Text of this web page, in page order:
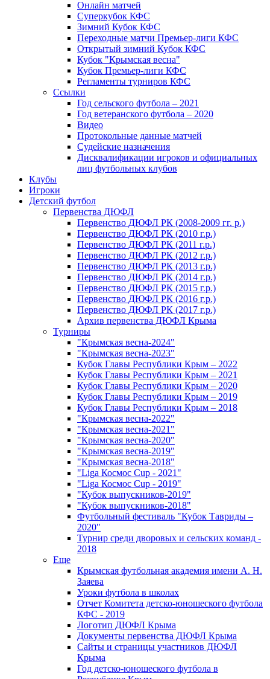
Онлайн матчей
Суперкубок КФС
Зимний Кубок КФС
Переходные матчи Премьер-лиги КФС
Открытый зимний Кубок КФС
Кубок "Крымская весна"
Кубок Премьер-лиги КФС
Регламенты турниров КФС
Ссылки
Год сельского футбола – 2021
Год ветеранского футбола – 2020
Видео
Протокольные данные матчей
Судейские назначения
Дисквалификации игроков и официальных
лиц футбольных клубов
Клубы
Игроки
Детский футбол
Первенства ДЮФЛ
Первенство ДЮФЛ РК (2008-2009 гг. р.)
Первенство ДЮФЛ РК (2010 г.р.)
Первенство ДЮФЛ РК (2011 г.р.)
Первенство ДЮФЛ РК (2012 г.р.)
Первенство ДЮФЛ РК (2013 г.р.)
Первенство ДЮФЛ РК (2014 г.р.)
Первенство ДЮФЛ РК (2015 г.р.)
Первенство ДЮФЛ РК (2016 г.р.)
Первенство ДЮФЛ РК (2017 г.р.)
Архив первенства ДЮФЛ Крыма
Турниры
"Крымская весна-2024"
"Крымская весна-2023"
Кубок Главы Республики Крым – 2022
Кубок Главы Республики Крым – 2021
Кубок Главы Республики Крым – 2020
Кубок Главы Республики Крым – 2019
Кубок Главы Республики Крым – 2018
"Крымская весна-2022"
"Крымская весна-2021"
"Крымская весна-2020"
"Крымская весна-2019"
"Крымская весна-2018"
"Liga Космос Cup - 2021"
"Liga Космос Cup - 2019"
"Кубок выпускников-2019"
"Кубок выпускников-2018"
Футбольный фестиваль "Кубок Тавриды –
2020"
Турнир среди дворовых и сельских команд -
2018
Еще
Крымская футбольная академия имени А. Н.
Заяева
Уроки футбола в школах
Отчет Комитета детско-юношеского футбола
КФС - 2019
Логотип ДЮФЛ Крыма
Документы первенства ДЮФЛ Крыма
Сайты и страницы участников ДЮФЛ
Крыма
Год детско-юношеского футбола в